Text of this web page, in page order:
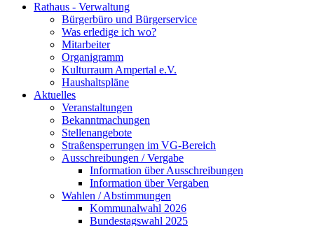
Rathaus - Verwaltung
Bürgerbüro und Bürgerservice
Was erledige ich wo?
Mitarbeiter
Organigramm
Kulturraum Ampertal e.V.
Haushaltspläne
Aktuelles
Veranstaltungen
Bekanntmachungen
Stellenangebote
Straßensperrungen im VG-Bereich
Ausschreibungen / Vergabe
Information über Ausschreibungen
Information über Vergaben
Wahlen / Abstimmungen
Kommunalwahl 2026
Bundestagswahl 2025